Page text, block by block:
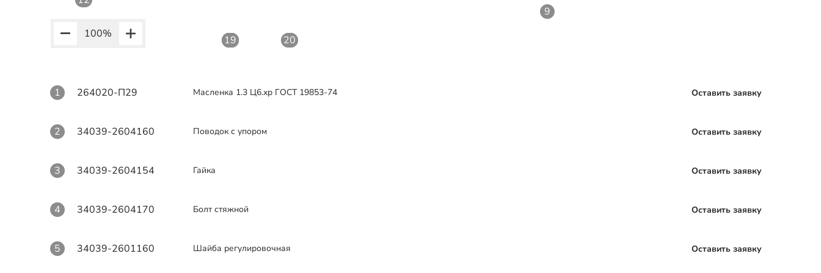
9
11
11
11
11
19
19
19
19
19 20
20
100%
1 264020-П29 Масленка 1.3 Ц6.хр ГОСТ 19853-74 Оставить заявку
2 34039-2604160 Поводок с упором Оставить заявку
3 34039-2604154 Гайка Оставить заявку
4 34039-2604170 Болт стяжной Оставить заявку
5 34039-2601160 Шайба регулировочная Оставить заявку